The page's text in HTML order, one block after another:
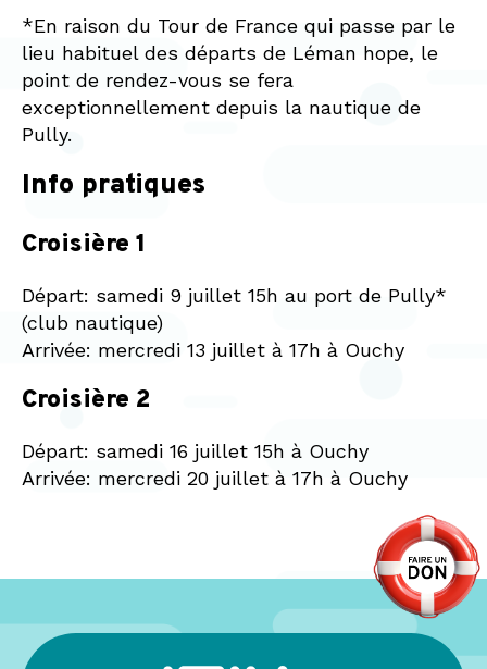
*En raison du Tour de France qui passe par le
lieu habituel des départs de Léman hope, le
point de rendez-vous se fera
exceptionnellement depuis la nautique de
Pully.
Info pratiques
Croisière 1
Départ: samedi 9 juillet 15h au port de Pully*
(club nautique)
Arrivée: mercredi 13 juillet à 17h à Ouchy
Croisière 2
Départ: samedi 16 juillet 15h à Ouchy
Arrivée: mercredi 20 juillet à 17h à Ouchy